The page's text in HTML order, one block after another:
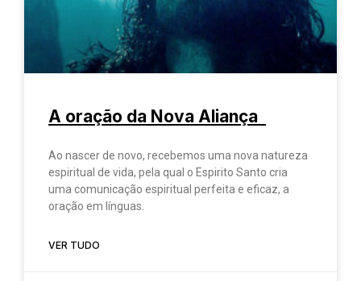
A oração da Nova Aliança
Ao nascer de novo, recebemos uma nova natureza
espiritual de vida, pela qual o Espirito Santo cria
uma comunicação espiritual perfeita e eficaz, a
oração em línguas.
VER TUDO